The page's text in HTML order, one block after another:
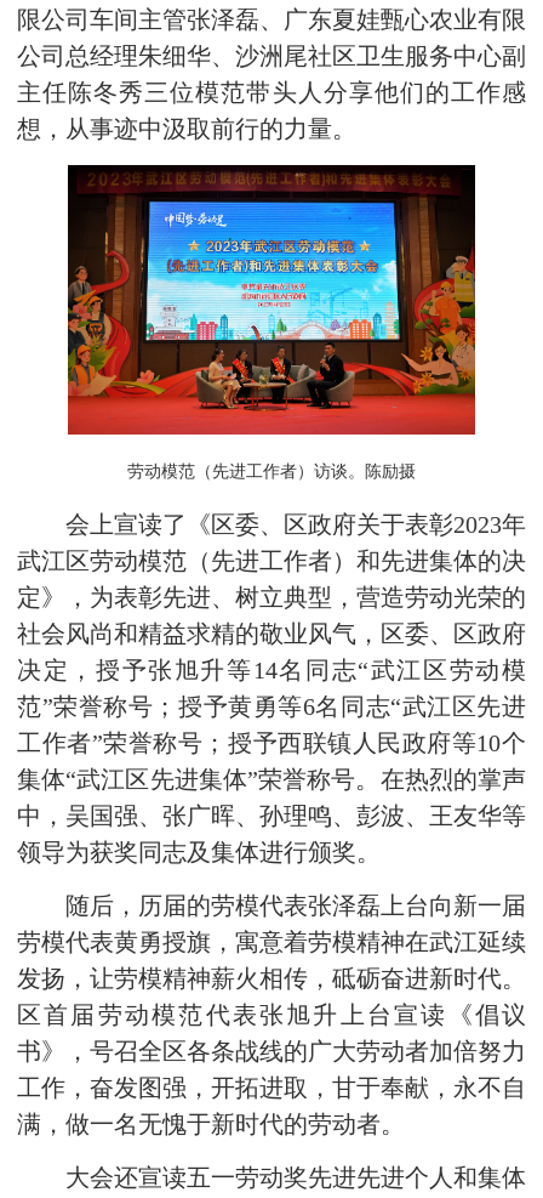
限公司车间主管张泽磊、广东夏娃甄心农业有限
公司总经理朱细华、沙洲尾社区卫生服务中心副
主任陈冬秀三位模范带头人分享他们的工作感
想，从事迹中汲取前行的力量。
劳动模范（先进工作者）访谈。陈励摄
会上宣读了《区委、区政府关于表彰2023年
武江区劳动模范（先进工作者）和先进集体的决
定》，为表彰先进、树立典型，营造劳动光荣的
社会风尚和精益求精的敬业风气，区委、区政府
决定，授予张旭升等14名同志“武江区劳动模
范”荣誉称号；授予黄勇等6名同志“武江区先进
工作者”荣誉称号；授予西联镇人民政府等10个
集体“武江区先进集体”荣誉称号。在热烈的掌声
中，吴国强、张广晖、孙理鸣、彭波、王友华等
领导为获奖同志及集体进行颁奖。
随后，历届的劳模代表张泽磊上台向新一届
劳模代表黄勇授旗，寓意着劳模精神在武江延续
发扬，让劳模精神薪火相传，砥砺奋进新时代。
区首届劳动模范代表张旭升上台宣读《倡议
书》，号召全区各条战线的广大劳动者加倍努力
工作，奋发图强，开拓进取，甘于奉献，永不自
满，做一名无愧于新时代的劳动者。
大会还宣读五一劳动奖先进先进个人和集体